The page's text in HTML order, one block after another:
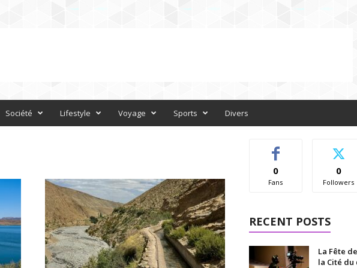
Société Lifestyle Voyage Sports Divers
0
Fans
0
Followers
RECENT POSTS
La Fête
la Cité du